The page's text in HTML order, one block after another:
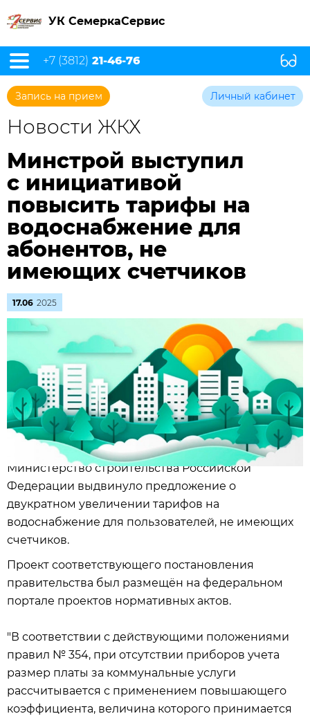
УК СемеркаСервис
+7 (3812) 21-46-76
Запись на прием Личный кабинет
Новости ЖКХ
Минстрой выступил
с инициативой
повысить тарифы на
водоснабжение для
абонентов, не
имеющих счетчиков
17.06 2025
Министерство строительства Российской
Федерации выдвинуло предложение о
двукратном увеличении тарифов на
водоснабжение для пользователей, не имеющих
счетчиков.
Проект соответствующего постановления
правительства был размещён на федеральном
портале проектов нормативных актов.
"В соответствии с действующими положениями
правил № 354, при отсутствии приборов учета
размер платы за коммунальные услуги
рассчитывается с применением повышающего
коэффициента, величина которого принимается